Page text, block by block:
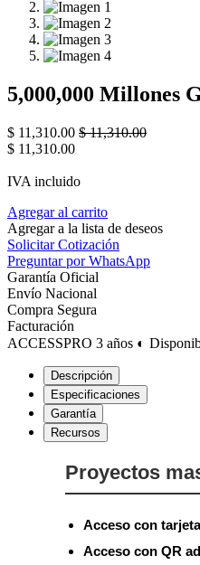
5,000,000 Millones
$ 11,310.00 $11,310.00
$ 11,310.00
IVA incluido
Agregar al carrito
Agregar a la lista de deseos
Solicitar Cotización
Preguntar por WhatsApp
Garantía Oficial
Envío Nacional
Compra Segura
Facturación
ACCESSPRO 3 años ◐
Descripción
Especificaciones
Garantía
Recursos
Proyectos
Acceso con
Acceso con QR